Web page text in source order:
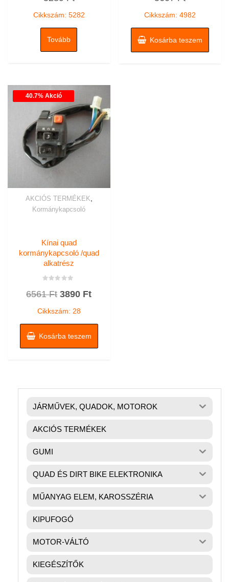
Cikkszám: 5282
Tovább
Cikkszám: 4982
Kosárba teszem
40.7% Akció
AKCIÓS TERMÉKEK
Kormánykapcsoló
Kínai quad
kormánykapcsoló /quad
alkatrész
0
6561Ft Original
price
6561 Ft.
3890 FtCurrent
Cikkszám: 28
Kosárba teszem
JÁRMŰVEK, QUADOK, MOTOROK
AKCIÓS TERMÉKEK
GUMI
QUAD ÉS DIRT BIKE ELEKTRONIKA
MŰANYAG ELEM, KAROSSZÉRIA
KIPUFOGÓ
MOTOR-VÁLTÓ
KIEGÉSZÍTŐK